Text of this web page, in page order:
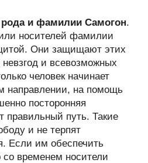
и фамилии Самогон.
носителей фамилии
Они защищают этих
и всевозможных
человек начинает
направлении, на помощь
посторонняя
правильный путь. Такие
и не терпят
Если им обеспечить
временем носители